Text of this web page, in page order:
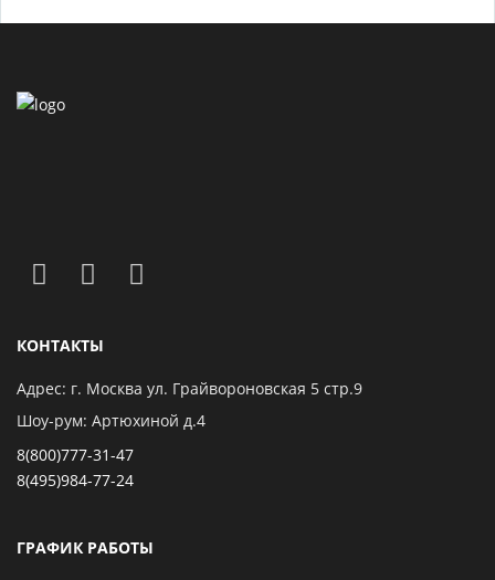
КОНТАКТЫ
Адрес: г. Москва ул. Грайвороновская 5 стр.9
Шоу-рум: Артюхиной д.4
8(800)777-31-47
8(495)984-77-24
ГРАФИК РАБОТЫ